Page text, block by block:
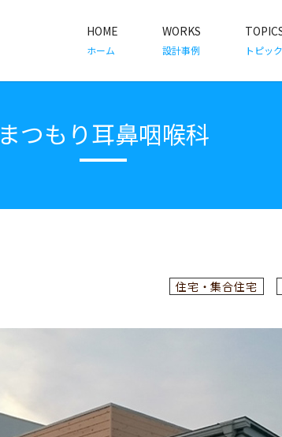
HOME
ホーム
WORKS
設計事例 トピッ
まつもり耳鼻咽喉科
住宅・集合住宅